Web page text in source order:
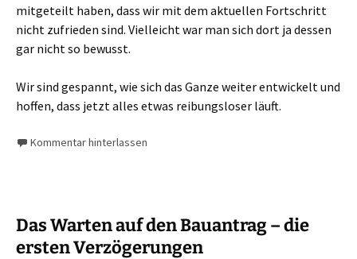
mitgeteilt haben, dass wir mit dem aktuellen Fortschritt
nicht zufrieden sind. Vielleicht war man sich dort ja dessen
gar nicht so bewusst.
Wir sind gespannt, wie sich das Ganze weiter entwickelt und
hoffen, dass jetzt alles etwas reibungsloser läuft.
Kommentar hinterlassen
Das Warten auf den Bauantrag – die
ersten Verzögerungen